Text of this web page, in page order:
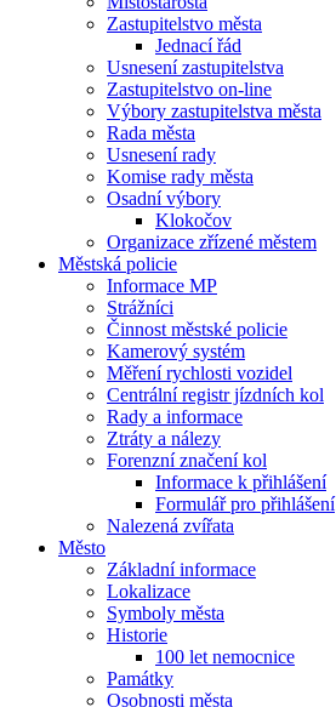
Zastupitelstvo města
Jednací řád
Usnesení zastupitelstva
Zastupitelstvo on-line
Výbory zastupitelstva města
Rada města
Usnesení rady
Komise rady města
Osadní výbory
Klokočov
Organizace zřízené městem
Městská policie
Informace MP
Strážníci
Činnost městské policie
Kamerový systém
Měření rychlosti vozidel
Centrální registr jízdních kol
Rady a informace
Ztráty a nálezy
Forenzní značení kol
Informace k přihlášení
Formulář pro přihlášení
Nalezená zvířata
Město
Základní informace
Lokalizace
Symboly města
Historie
100 let nemocnice
Památky
Osobnosti města